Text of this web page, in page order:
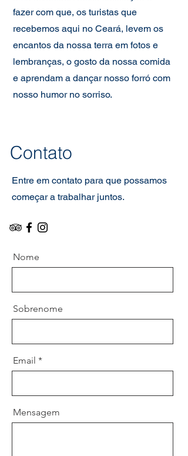
fazer com que, os turistas que
recebemos aqui no Ceará, levem os
encantos da nossa terra em fotos e
lembranças, o gosto da nossa comida
e aprendam a dançar nosso forró com
nosso humor no sorriso.
​Contato
Entre em contato para que possamos
começar a trabalhar juntos.
Nome
Sobrenome
Email
Mensagem